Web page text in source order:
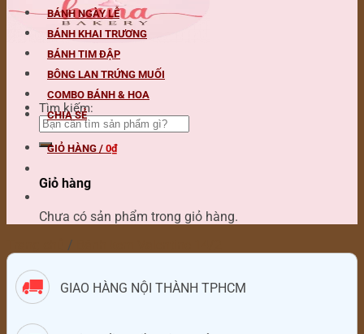
Tìm kiếm:
BÁNH NGÀY LỄ
BÁNH KHAI TRƯƠNG
BÁNH TIM ĐẬP
BÔNG LAN TRỨNG MUỐI
COMBO BÁNH & HOA
CHIA SẺ
GIỎ HÀNG / 0₫
Giỏ hàng
Chưa có sản phẩm trong giỏ hàng.
/
GIAO HÀNG NỘI THÀNH TPHCM